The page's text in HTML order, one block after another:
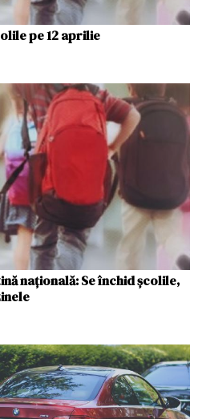
pe 12 aprilie
națională: Se închid școlile,